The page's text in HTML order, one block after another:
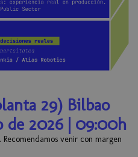
29) Bilbao
de 2026 | 09:00h
venir con margen